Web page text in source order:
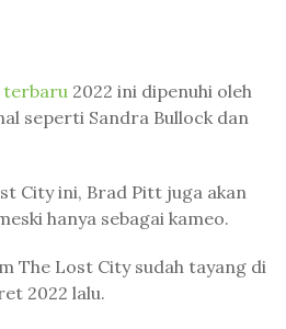
terbaru 2022 ini dipenuhi oleh
seperti Sandra Bullock dan
City ini, Brad Pitt juga akan
hanya sebagai kameo.
The Lost City sudah tayang di
2022 lalu.